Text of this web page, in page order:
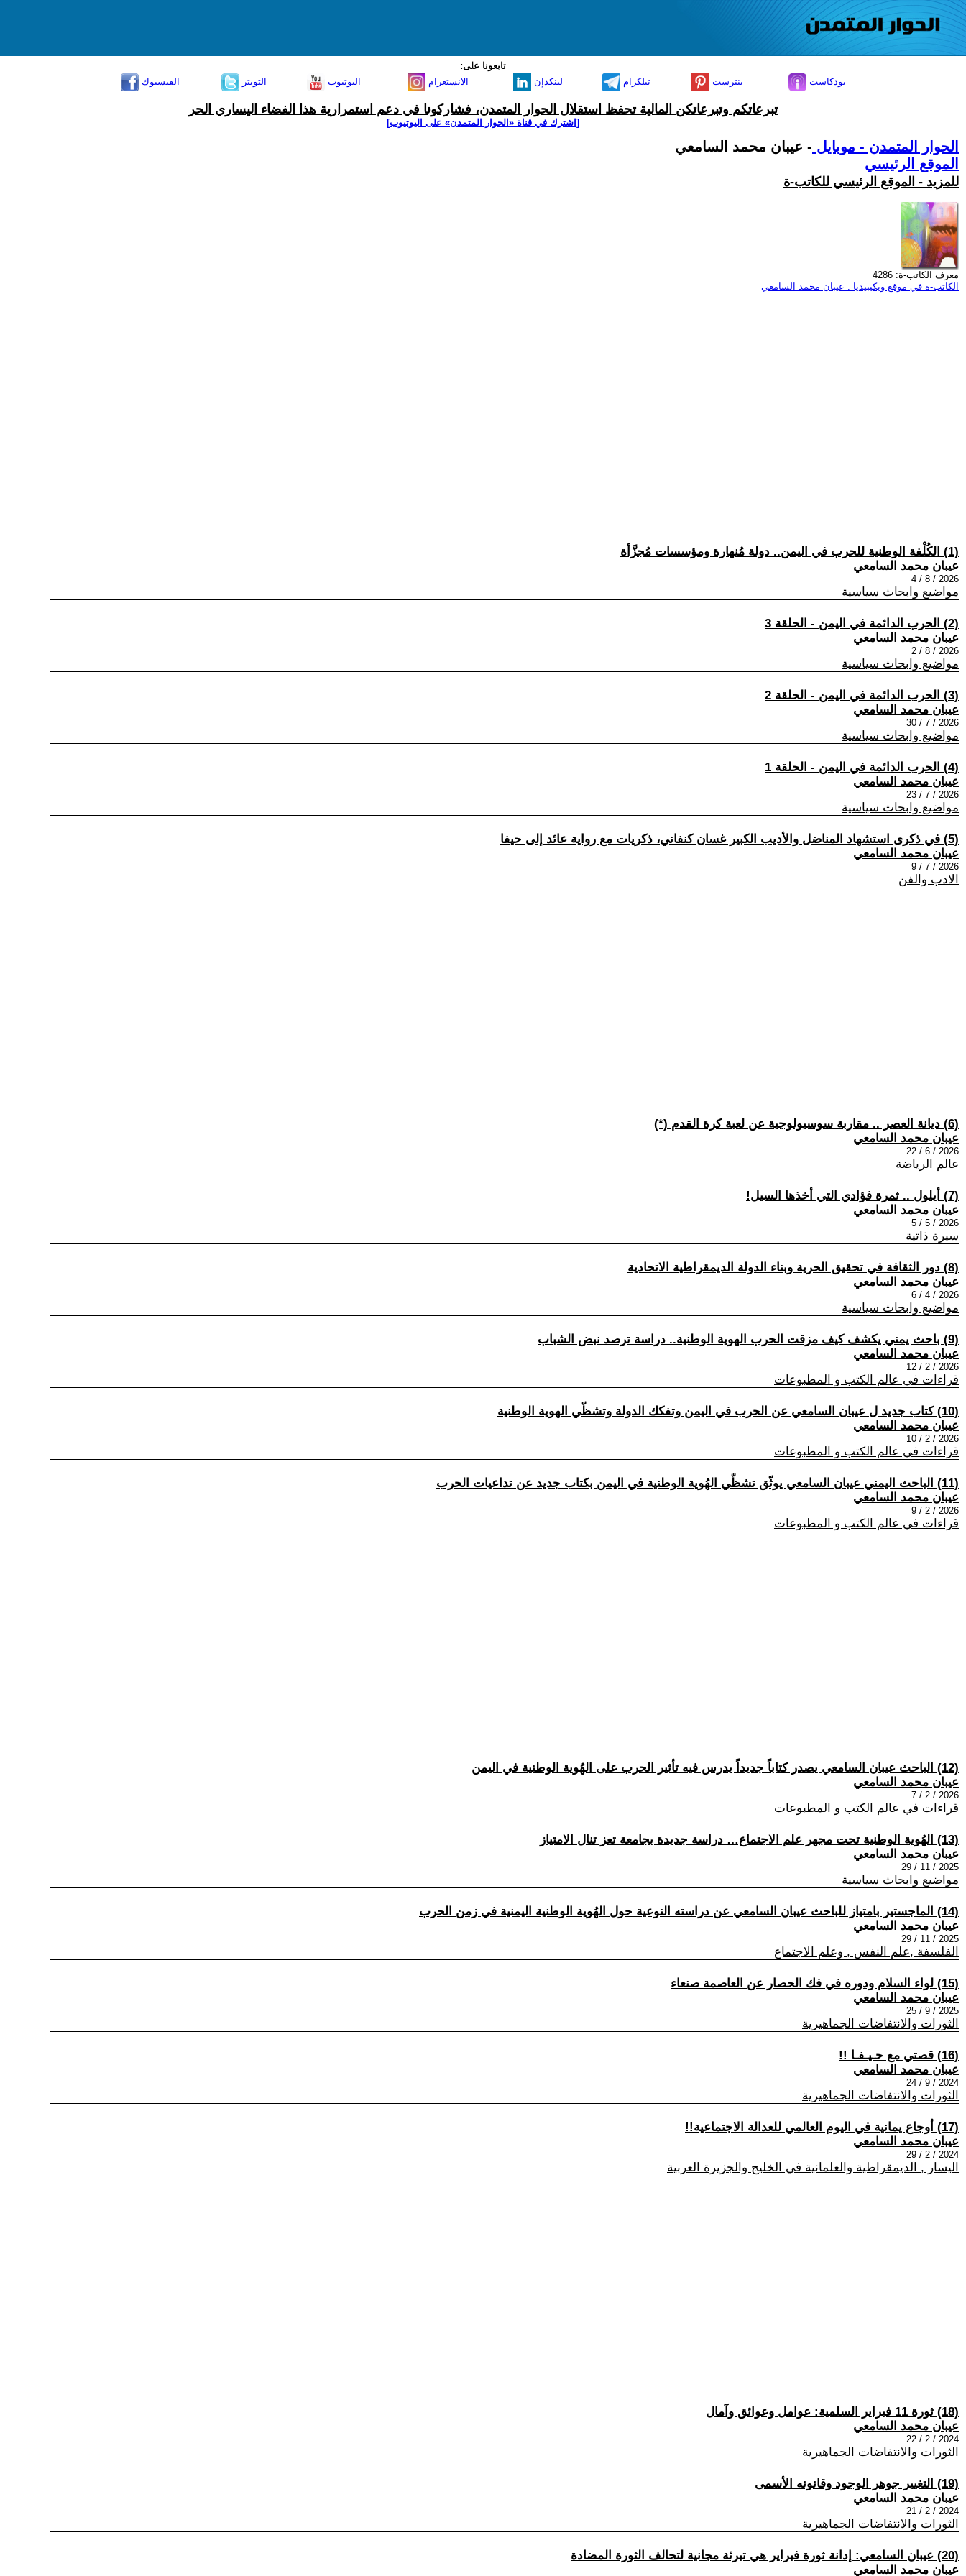
تابعونا على:
الفيسبوك
التويتر اليوتيوب الانستغرام لينكدإن تيلكرام بنترست بودكاست
تبرعاتكم وتبرعاتكن المالية تحفظ استقلال الحوار المتمدن، فشاركونا في دعم استمرارية هذا الفضاء اليساري الحر
[اشترك في قناة ‫«الحوار المتمدن» على اليوتيوب]
الحوار المتمدن - موبايل - عيبان محمد السامعي
الموقع الرئيسي
للمزيد - الموقع الرئيسي للكاتب-ة
معرف الكاتب-ة: 4286
الكاتب-ة في موقع ويكيبيديا : عيبان محمد السامعي
(1) الكُلْفة الوطنية للحرب في اليمن.. دولة مُنهارة ومؤسسات مُجزَّأة
عيبان محمد السامعي
2026 / 8 / 4
مواضيع وابحاث سياسية
(2) الحرب الدائمة في اليمن - الحلقة 3
عيبان محمد السامعي
2026 / 8 / 2
مواضيع وابحاث سياسية
(3) الحرب الدائمة في اليمن - الحلقة 2
عيبان محمد السامعي
2026 / 7 / 30
مواضيع وابحاث سياسية
(4) الحرب الدائمة في اليمن - الحلقة 1
عيبان محمد السامعي
2026 / 7 / 23
مواضيع وابحاث سياسية
(5) في ذكرى استشهاد المناضل والأديب الكبير غسان كنفاني، ذكريات مع رواية عائد إلى حيفا
عيبان محمد السامعي
2026 / 7 / 9
الادب والفن
(6) ديانة العصر .. مقاربة سوسيولوجية عن لعبة كرة القدم (*)
عيبان محمد السامعي
2026 / 6 / 22
عالم الرياضة
(7) أيلول .. ثمرة فؤادي التي أخذها السيل!
عيبان محمد السامعي
2026 / 5 / 5
سيرة ذاتية
(8) دور الثقافة في تحقيق الحرية وبناء الدولة الديمقراطية الاتحادية
عيبان محمد السامعي
2026 / 4 / 6
مواضيع وابحاث سياسية
(9) باحث يمني يكشف كيف مزقت الحرب الهوية الوطنية.. دراسة ترصد نبض الشباب
عيبان محمد السامعي
2026 / 2 / 12
قراءات في عالم الكتب و المطبوعات
(10) كتاب جديد ل عيبان السامعي عن الحرب في اليمن وتفكك الدولة وتشظّي الهوية الوطنية
عيبان محمد السامعي
2026 / 2 / 10
قراءات في عالم الكتب و المطبوعات
(11) الباحث اليمني عيبان السامعي يوثّق تشظّي الهُوية الوطنية في اليمن بكتاب جديد عن تداعيات الحرب
عيبان محمد السامعي
2026 / 2 / 9
قراءات في عالم الكتب و المطبوعات
(12) الباحث عيبان السامعي يصدر كتاباً جديداً يدرس فيه تأثير الحرب على الهُوية الوطنية في اليمن
عيبان محمد السامعي
2026 / 2 / 7
قراءات في عالم الكتب و المطبوعات
(13) الهُوية الوطنية تحت مجهر علم الاجتماع… دراسة جديدة بجامعة تعز تنال الامتياز
عيبان محمد السامعي
2025 / 11 / 29
مواضيع وابحاث سياسية
(14) الماجستير بامتياز للباحث عيبان السامعي عن دراسته النوعية حول الهُوية الوطنية اليمنية في زمن الحرب
عيبان محمد السامعي
2025 / 11 / 29
الفلسفة ,علم النفس , وعلم الاجتماع
(15) لواء السلام ودوره في فك الحصار عن العاصمة صنعاء
عيبان محمد السامعي
2025 / 9 / 25
الثورات والانتفاضات الجماهيرية
(16) قصتي مع حـيـفـا !!
عيبان محمد السامعي
2024 / 9 / 24
الثورات والانتفاضات الجماهيرية
(17) أوجاع يمانية في اليوم العالمي للعدالة الاجتماعية!!
عيبان محمد السامعي
2024 / 2 / 29
اليسار , الديمقراطية والعلمانية في الخليج والجزيرة العربية
(18) ثورة 11 فبراير السلمية: عوامل وعوائق وآمال
عيبان محمد السامعي
2024 / 2 / 22
الثورات والانتفاضات الجماهيرية
(19) التغيير جوهر الوجود وقانونه الأسمى
عيبان محمد السامعي
2024 / 2 / 21
الثورات والانتفاضات الجماهيرية
(20) عيبان السامعي: إدانة ثورة فبراير هي تبرئة مجانية لتحالف الثورة المضادة
عيبان محمد السامعي